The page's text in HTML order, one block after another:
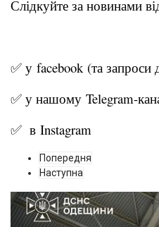
Слідкуйте за новинами
✅ у facebook (та запроси
✅ у нашому Telegram-
✅ в Instagram
Попередня
Наступна